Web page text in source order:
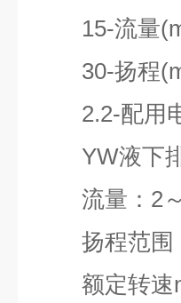
15-流量
30-扬程
2.2-配用电
YW液下排
流量：2～
扬程范围
额定转速n